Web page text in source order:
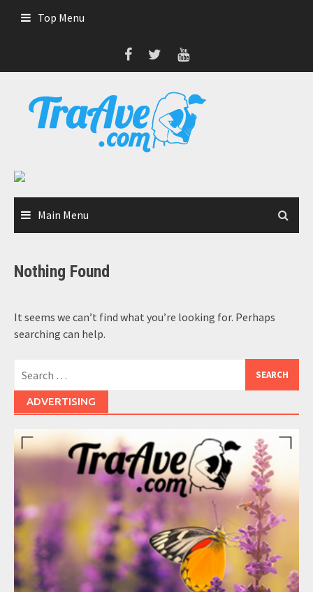
Top Menu
Main Menu
Nothing Found
It seems we can’t find what you’re looking for. Perhaps
searching can help.
ADVERTISING